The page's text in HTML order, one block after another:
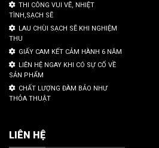
THI CÔNG VUI VẼ, NHIỆT
TÌNH,SẠCH SẼ
LAU CHÙI SẠCH SẼ KHI NGHIỆM
THU
GIẤY CAM KẾT CẢM HÀNH 6 NĂM
LIÊN HỆ NGAY KHI CÓ SỰ CỐ VỀ
SẢN PHẨM
CHẤT LƯỢNG ĐÀM BẢO NHƯ
THỎA THUẬT
LIÊN HỆ